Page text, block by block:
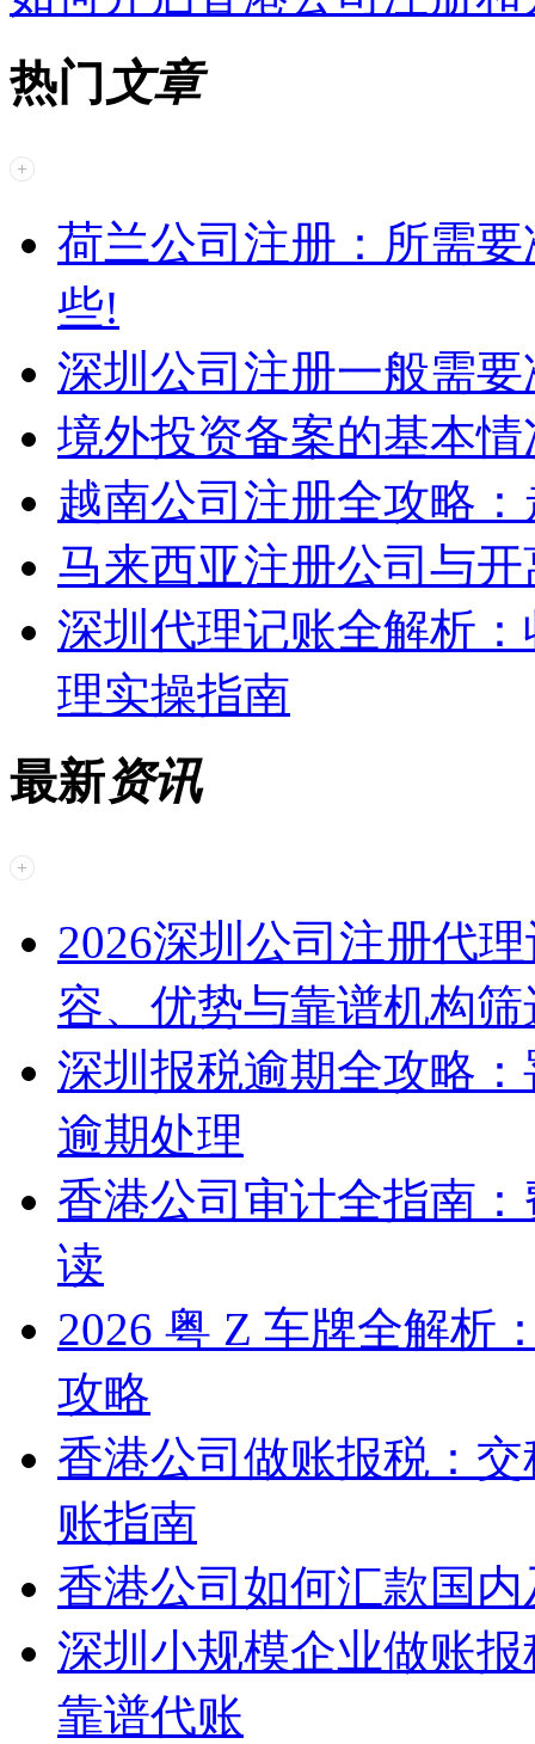
热门 文章
荷兰公司注册：所需
些!
深圳公司注册一般需
境外投资备案的基本
越南公司注册全攻略
马来西亚注册公司与
深圳代理记账全解析
理实操指南
最新资讯
2026深圳公司注册代
容、优势与靠谱机构筛
深圳报税逾期全攻略
逾期处理
香港公司审计全指南
读
2026 粤 Z 车牌全解析
攻略
香港公司做账报税：
账指南
香港公司如何汇款国
深圳小规模企业做账
靠谱代账